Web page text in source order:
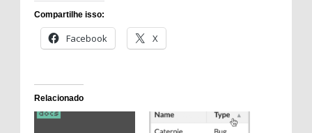
Compartilhe isso:
Facebook X
Relacionado